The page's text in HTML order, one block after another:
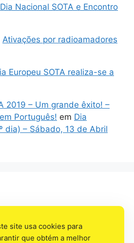
Dia Nacional SOTA e Encontro
Ativações por radioamadores
Europeu SOTA realiza-se a
2019 – Um grande êxito! –
Português! em Dia
dia) – Sábado, 13 de Abril
site usa cookies para
que obtém a melhor